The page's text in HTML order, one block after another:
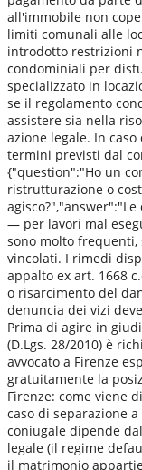
all'immobile non
limiti comunali alle
introdotto restrizioni
condominiali per
specializzato in
se il regolamento
assistere sia nella
azione legale. In
termini previsti dal
{"question":"Ho un
ristrutturazione o
— per lavori mal
sono molto
vincolati. I rimedi
appalto ex art. 1668
o risarcimento del
denuncia dei vizi
Prima di agire in
(D.Lgs. 28/2010) è
avvocato a Firenze
gratuitamente la
Firenze: come viene
caso di separazione
coniugale dipende
legale (il regime
il matrimonio